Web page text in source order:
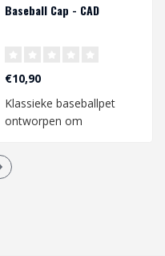
Baseball Cap - CAD
€10,90
Klassieke baseballpet
ontworpen om
bescherming..